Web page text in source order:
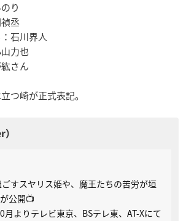
り
丞
石川界人
力也
さん
つ崎が正式表記。
すスヤリス姫や、魔王たちの苦労が垣
公開📺
月よりテレビ東京、BSテレ東、AT-Xにて